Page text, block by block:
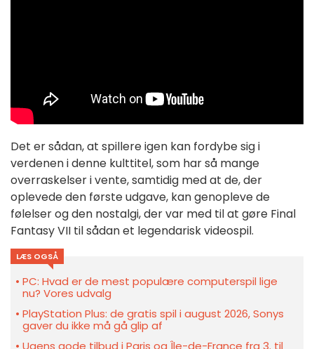
Det er sådan, at spillere igen kan fordybe sig i
verdenen i denne kulttitel, som har så mange
overraskelser i vente, samtidig med at de, der
oplevede den første udgave, kan genopleve de
følelser og den nostalgi, der var med til at gøre Final
Fantasy VII til sådan et legendarisk videospil.
LÆS OGSÅ
PC: Hvad er de mest populære computerspil lige
nu? Vores udvalg
PlayStation Plus: de gratis spil i august 2026, Sonys
gaver du ikke må gå glip af